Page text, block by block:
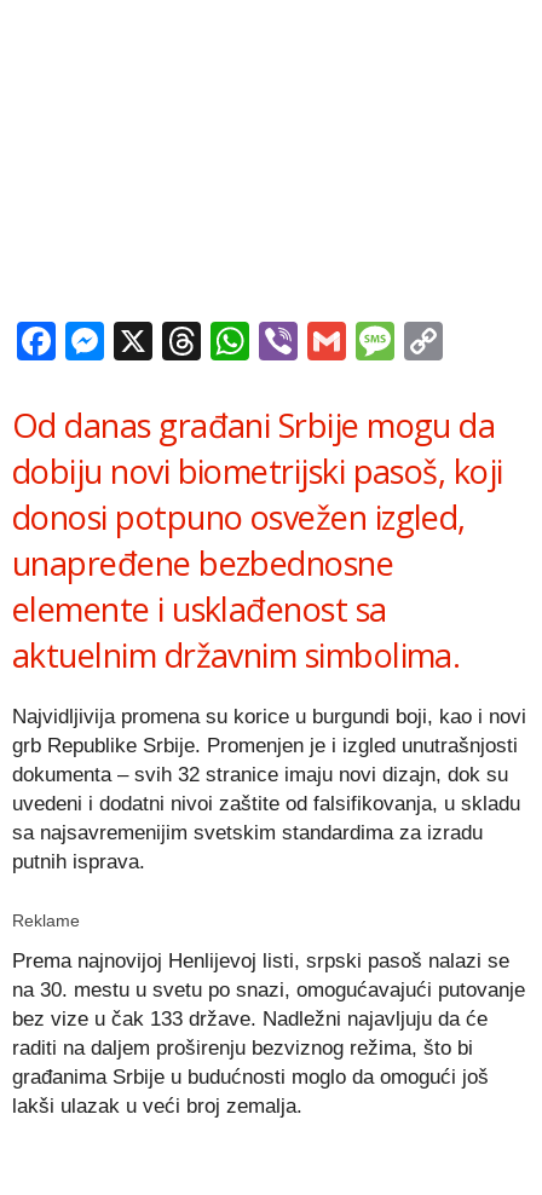
Facebook
Messenger
X Threads
WhatsApp
ViberGmail
Od danas građani Srbije mogu da
dobiju novi biometrijski pasoš, koji
donosi potpuno osvežen izgled,
unapređene bezbednosne
elemente i usklađenost sa
aktuelnim državnim simbolima.
Najvidljivija promena su korice u burgundi boji, kao i novi
grb Republike Srbije. Promenjen je i izgled unutrašnjosti
dokumenta – svih 32 stranice imaju novi dizajn, dok su
uvedeni i dodatni nivoi zaštite od falsifikovanja, u skladu
sa najsavremenijim svetskim standardima za izradu
putnih isprava.
Reklame
Prema najnovijoj Henlijevoj listi, srpski pasoš nalazi se
na 30. mestu u svetu po snazi, omogućavajući putovanje
bez vize u čak 133 države. Nadležni najavljuju da će
raditi na daljem proširenju bezviznog režima, što bi
građanima Srbije u budućnosti moglo da omogući još
lakši ulazak u veći broj zemalja.